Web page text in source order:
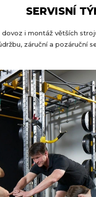
SERVISNÍ
i montáž větších
záruční a pozáruční